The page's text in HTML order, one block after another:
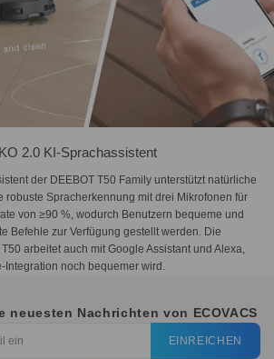
2.0 KI-Sprachassistent
der DEEBOT T50 Family unterstützt natürliche
robuste Spracherkennung mit drei Mikrofonen für
von ≥90 %, wodurch Benutzern bequeme und
Befehle zur Verfügung gestellt werden. Die
arbeitet auch mit Google Assistant und Alexa,
Integration noch bequemer wird.
neuesten Nachrichten von ECOVACS
EINREICHEN